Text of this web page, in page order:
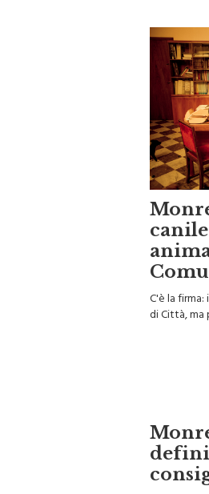
C'è la
di Città,